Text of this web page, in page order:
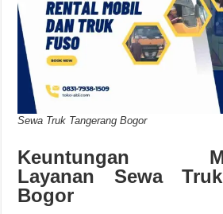
Sewa Truk Tangerang Bogor
Keuntungan
Layanan Sewa
Bogor